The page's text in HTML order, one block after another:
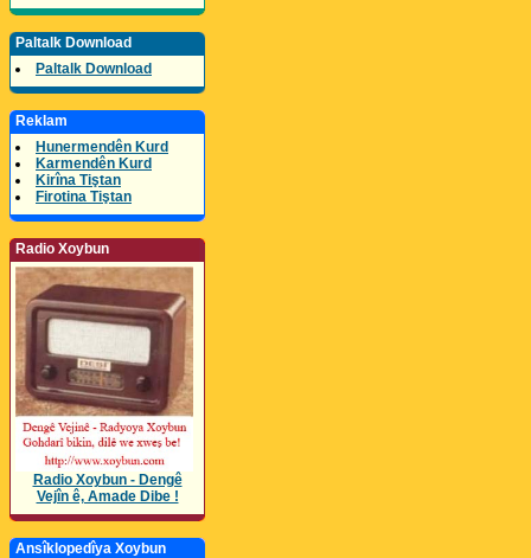
Paltalk Download
Paltalk Download
Reklam
Hunermendên Kurd
Karmendên Kurd
Kirîna Tiştan
Firotina Tiştan
Radio Xoybun
Radio Xoybun - Dengê
Vejîn ê, Amade Dibe !
Ansîklopedîya Xoybun